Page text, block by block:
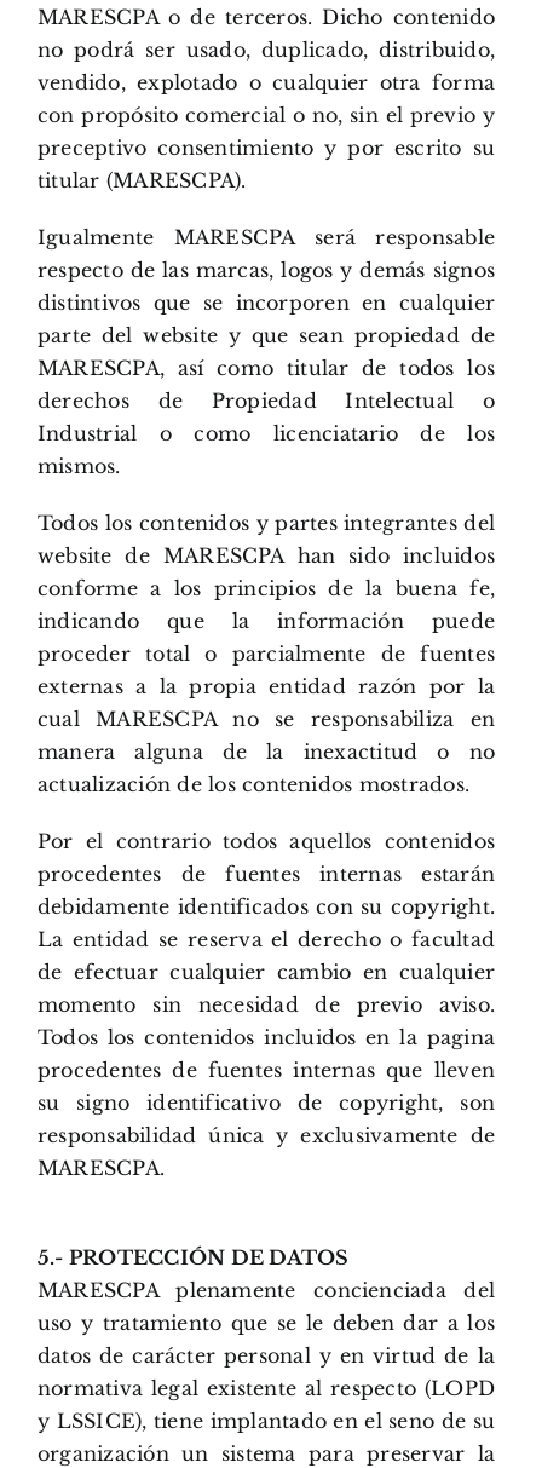
MARESCPA o de terceros. Dicho contenido
no podrá ser usado, duplicado, distribuido,
vendido, explotado o cualquier otra forma
con propósito comercial o no, sin el previo y
preceptivo consentimiento y por escrito su
titular (MARESCPA).
Igualmente MARESCPA será responsable
respecto de las marcas, logos y demás signos
distintivos que se incorporen en cualquier
parte del website y que sean propiedad de
MARESCPA, así como titular de todos los
derechos de Propiedad Intelectual o
Industrial o como licenciatario de los
mismos.
Todos los contenidos y partes integrantes del
website de MARESCPA han sido incluidos
conforme a los principios de la buena fe,
indicando que la información puede
proceder total o parcialmente de fuentes
externas a la propia entidad razón por la
cual MARESCPA no se responsabiliza en
manera alguna de la inexactitud o no
actualización de los contenidos mostrados.
Por el contrario todos aquellos contenidos
procedentes de fuentes internas estarán
debidamente identificados con su copyright.
La entidad se reserva el derecho o facultad
de efectuar cualquier cambio en cualquier
momento sin necesidad de previo aviso.
Todos los contenidos incluidos en la pagina
procedentes de fuentes internas que lleven
su signo identificativo de copyright, son
responsabilidad única y exclusivamente de
MARESCPA.
5.- PROTECCIÓN DE DATOS
MARESCPA plenamente concienciada del
uso y tratamiento que se le deben dar a los
datos de carácter personal y en virtud de la
normativa legal existente al respecto (LOPD
y LSSICE), tiene implantado en el seno de su
organización un sistema para preservar la